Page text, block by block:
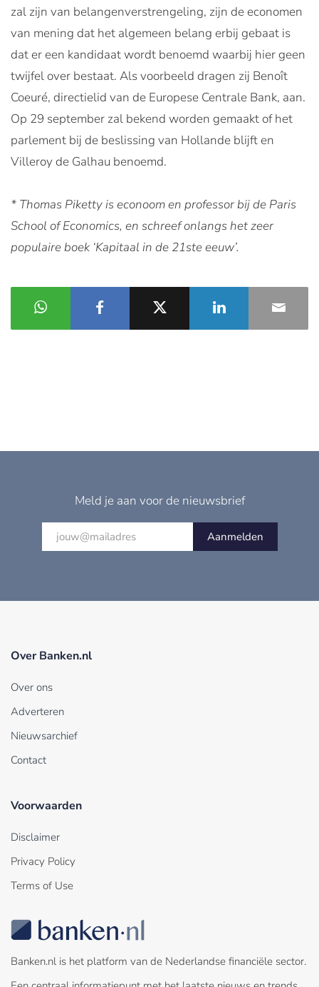
zal zijn van belangenverstrengeling, zijn de economen
van mening dat het algemeen belang erbij gebaat is
dat er een kandidaat wordt benoemd waarbij hier geen
twijfel over bestaat. Als voorbeeld dragen zij Benoît
Coeuré, directielid van de Europese Centrale Bank, aan.
Op 29 september zal bekend worden gemaakt of het
parlement bij de beslissing van Hollande blijft en
Villeroy de Galhau benoemd.
* Thomas Piketty is econoom en professor bij de Paris
School of Economics, en schreef onlangs het zeer
populaire boek ‘Kapitaal in de 21ste eeuw’.
Meld je aan voor de nieuwsbrief
Aanmelden
Over Banken.nl
Over ons
Adverteren
Nieuwsarchief
Contact
Voorwaarden
Disclaimer
Privacy Policy
Terms of Use
Banken.nl is het platform van de Nederlandse financiële sector.